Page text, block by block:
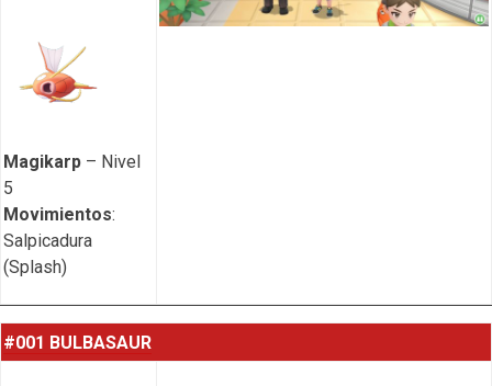
Magikarp – Nivel
5
Movimientos:
Salpicadura
(Splash)
#001 BULBASAUR